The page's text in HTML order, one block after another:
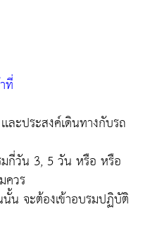
ที่
ละประสงค์เดินทางกับรถ
มกี่วัน 3, 5 วัน หรือ หรือ
ควร
น จะต้องเข้าอบรมปฏิบัติ